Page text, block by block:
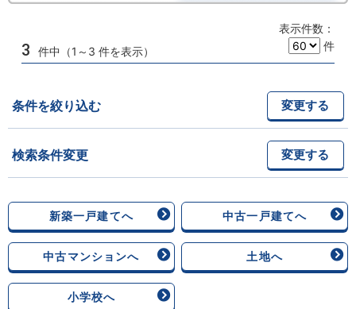
3 件中（1～3 件を表示）
表示件数：
件
条件を絞り込む 変更する
検索条件変更 変更する
新築一戸建てへ 中古一戸建てへ
中古マンションへ 土地へ
小学校へ